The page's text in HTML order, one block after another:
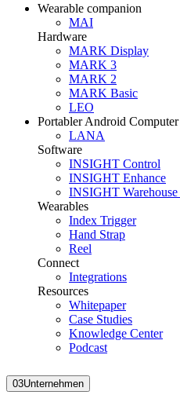
Wearable companion
MAI
Hardware
MARK Display
MARK 3
MARK 2
MARK Basic
LEO
Portabler Android Computer
LANA
Software
INSIGHT Control
INSIGHT Enhance
INSIGHT Warehouse
Wearables
Index Trigger
Hand Strap
Reel
Connect
Integrations
Resources
Whitepaper
Case Studies
Knowledge Center
Podcast
03Unternehmen